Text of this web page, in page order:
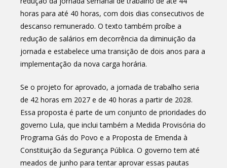
horas para até 40 horas, com dois dias consecutivos de
descanso remunerado. O texto também proíbe a
redução de salários em decorrência da diminuição da
jornada e estabelece uma transição de dois anos para a
implementação da nova carga horária.
Se o projeto for aprovado, a jornada de trabalho seria
de 42 horas em 2027 e de 40 horas a partir de 2028.
Essa proposta é parte de um conjunto de prioridades do
governo Lula, que inclui também a Medida Provisória do
Programa Gás do Povo e a Proposta de Emenda à
Constituição da Segurança Pública. O governo tem até
meados de junho para tentar aprovar essas pautas